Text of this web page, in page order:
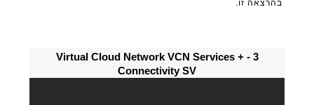
בהרצאה זו.
3 - Virtual Cloud Network VCN Services +
Connectivity SV